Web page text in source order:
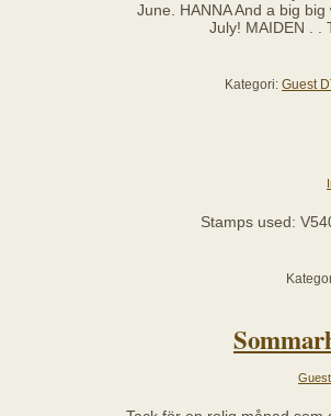
June. HANNA And a big
July! MAIDEN . .
Kategori: Guest
Stamps used: